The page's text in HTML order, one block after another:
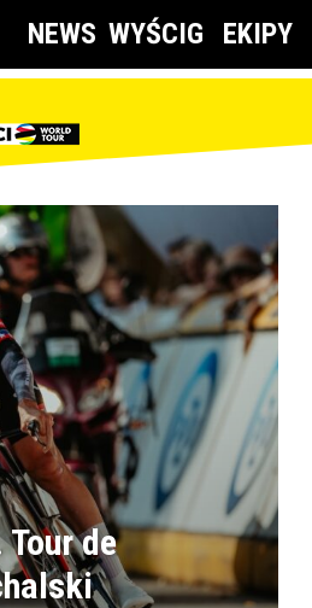
NEWS WYŚCIG EKIPY
de